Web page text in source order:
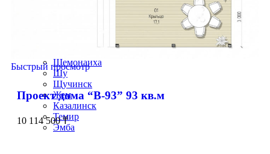
Шемонаиха
Шу
Щучинск
Жем
Казалинск
Темир
Эмба
Быстрый просмотр
Проект дома “В-93” 93 кв.м
10 114 500₸